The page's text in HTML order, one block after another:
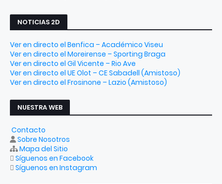
NOTICIAS 2D
Ver en directo el Benfica – Académico Viseu
Ver en directo el Moreirense – Sporting Braga
Ver en directo el Gil Vicente – Rio Ave
Ver en directo el UE Olot – CE Sabadell (Amistoso)
Ver en directo el Frosinone – Lazio (Amistoso)
NUESTRA WEB
Contacto
Sobre Nosotros
Mapa del Sitio
Síguenos en Facebook
Síguenos en Instagram